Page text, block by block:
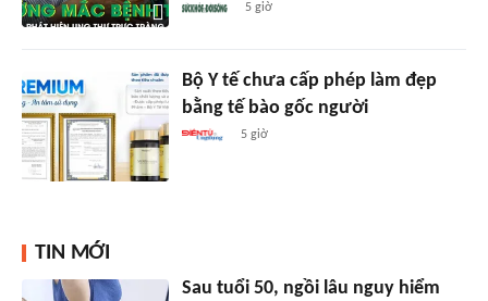
5 giờ
Bộ Y tế chưa cấp phép làm đẹp
bằng tế bào gốc người
5 giờ
TIN MỚI
Sau tuổi 50, ngồi lâu nguy hiểm